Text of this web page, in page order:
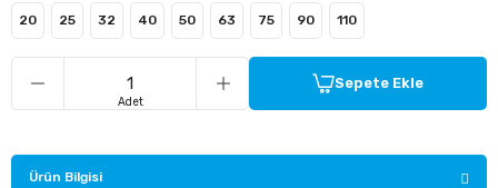
Kelebek Asit Vanaları
20 25 32 40 50 63 75 90 110
Adet
Sepete Ekle
Ürün Bilgisi